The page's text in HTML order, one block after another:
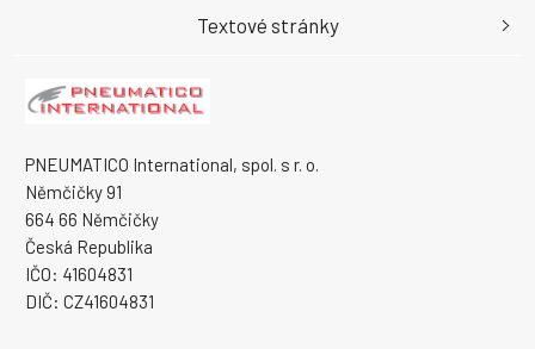
PNEUMATICO International, spol. s r. o.
Němčičky 91
664 66 Němčičky
Česká Republika
IČO: 41604831
DIČ: CZ41604831
Textové stránky